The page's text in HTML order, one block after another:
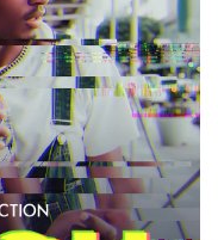
Free PNG Overlay #27